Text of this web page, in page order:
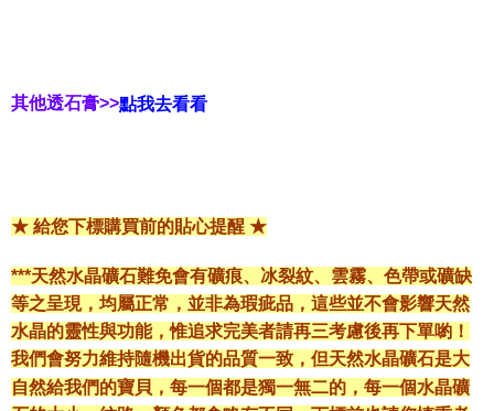
其他透石膏>>點我去看看
★ 給您下標購買前的貼心提醒 ★
***天然水晶礦石難免會有礦痕、冰裂紋、雲霧、色帶或礦缺
等之呈現，均屬正常，並非為瑕疵品，這些並不會影響天然
水晶的靈性與功能，惟追求完美者請再三考慮後再下單喲！
我們會努力維持隨機出貨的品質一致，但天然水晶礦石是大
自然給我們的寶貝，每一個都是獨一無二的，每一個水晶礦